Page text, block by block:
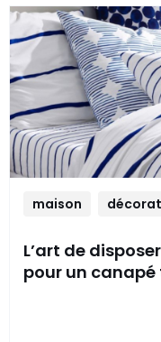
maison
L’art de
pour un